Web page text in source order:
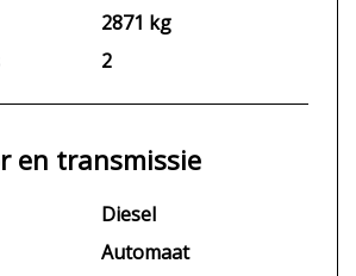
2871 kg
2
en transmissie
Diesel
Automaat